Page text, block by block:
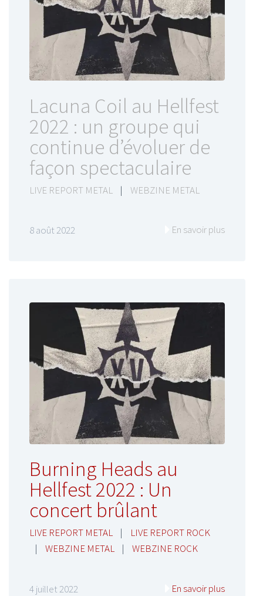
Lacuna Coil au Hellfest
2022 : un groupe qui
continue d’évoluer de
façon spectaculaire
LIVE REPORT METAL | WEBZINE METAL
8 août 2022 En savoir plus
Burning Heads au
Hellfest 2022 : Un
concert brûlant
LIVE REPORT METAL |
LIVE REPORT ROCK
|
WEBZINE METAL | WEBZINE ROCK
4 juillet 2022 En savoir plus